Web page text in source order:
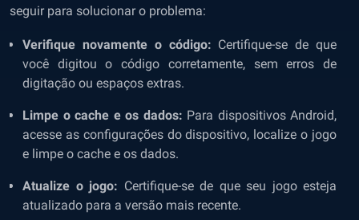
seguir para solucionar o problema:
Verifique novamente o código: Certifique-se de que
você digitou o código corretamente, sem erros de
digitação ou espaços extras.
Limpe o cache e os dados: Para dispositivos Android,
acesse as configurações do dispositivo, localize o jogo
e limpe o cache e os dados.
Atualize o jogo: Certifique-se de que seu jogo esteja
atualizado para a versão mais recente.